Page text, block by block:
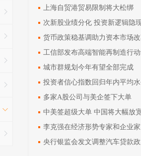
更名为平安银行数字信用卡的公告
上海自贸港贸易限制将大松绑
次新股业绩分化 投资新逻辑隐
货币政策稳基调助力资本市场
工信部发布高端智能再制造行
城市群规划今年有望全部完成
投资者信心指数回归年内平均
多家A股公司与美企签下大单
中美签超级大单 中国将大幅放
李克强在经济形势专家和企业
央行银监会发文调整汽车贷款